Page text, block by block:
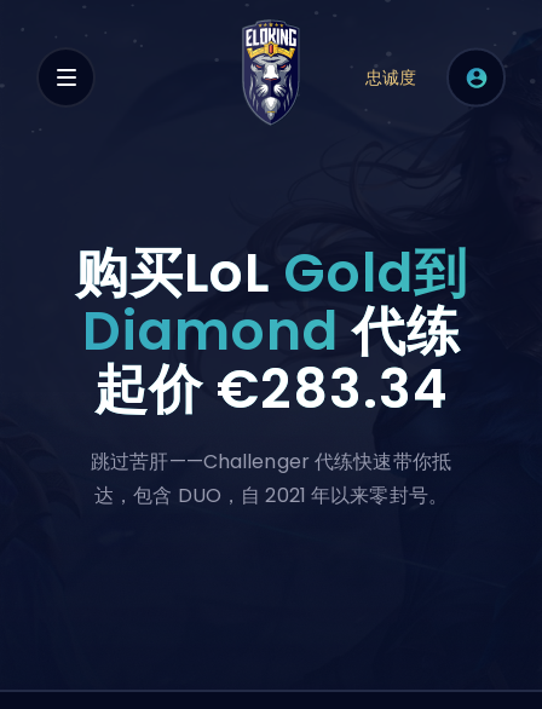
忠诚度
购买LoL Gold到
Diamond代练
起价 €283.34
跳过苦肝——Challenger 代练快速带你抵
达，包含 DUO，自 2021 年以来零封号。